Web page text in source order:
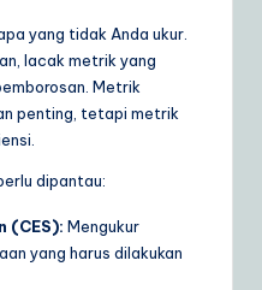
yang tidak Anda ukur.
lacak metrik yang
Metrik
penting, tetapi metrik
dipantau:
(CES): Mengukur
yang harus dilakukan